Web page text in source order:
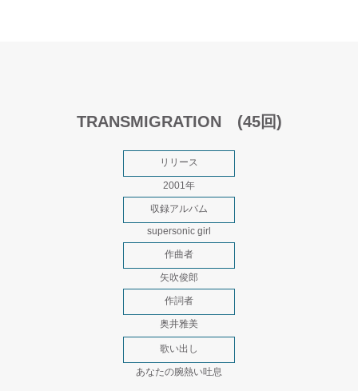
TRANSMIGRATION (45回)
リリース
2001年
収録アルバム
supersonic girl
作曲者
矢吹俊郎
作詞者
奥井雅美
歌い出し
あなたの腕熱い吐息